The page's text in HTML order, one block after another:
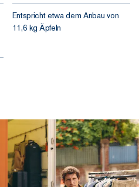
Entspricht etwa dem Anbau von
11,6 kg Äpfeln